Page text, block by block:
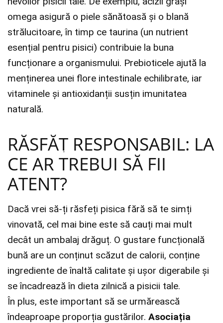
omega asigură o piele sănătoasă și o blană
strălucitoare, în timp ce taurina (un nutrient
esențial pentru pisici) contribuie la buna
funcționare a organismului. Prebioticele ajută la
menținerea unei flore intestinale echilibrate, iar
vitaminele și antioxidanții susțin imunitatea
naturală.
RĂSFĂȚ RESPONSABIL: LA
CE AR TREBUI SĂ FII
ATENT?
Dacă vrei să-ți răsfeți pisica fără să te simți
vinovată, cel mai bine este să cauți mai mult
decât un ambalaj drăguț. O gustare funcțională
bună are un conținut scăzut de calorii, conține
ingrediente de înaltă calitate și ușor digerabile și
se încadrează în dieta zilnică a pisicii tale.
În plus, este important să se urmărească
îndeaproape proporția gustărilor. Asociația